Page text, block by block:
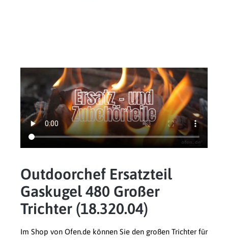
Outdoorchef Ersatzteil
Gaskugel 480 Großer
Trichter (18.320.04)
Im Shop von Ofen.de können Sie den großen Trichter für